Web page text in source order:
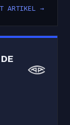
ARTIKEL →